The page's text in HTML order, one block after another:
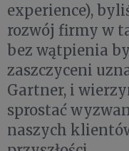
experience),
rozwój firmy w
bez wątpienia
zaszczyceni
Gartner, i
sprostać
naszych